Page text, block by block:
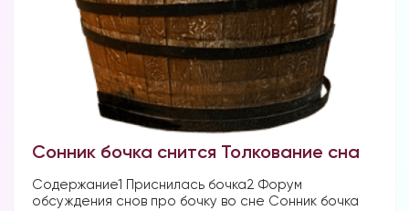
Сонник бочка снится Толкование сна
Содержание1 Приснилась бочка2 Форум
обсуждения снов про бочку во сне Сонник бочка